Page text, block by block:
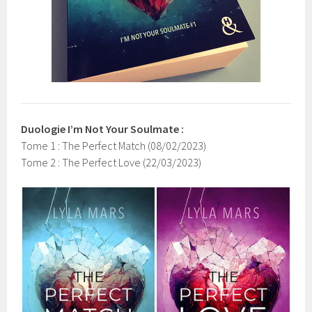
Duologie I’m Not Your Soulmate :
Tome 1 : The Perfect Match (08/02/2023)
Tome 2 : The Perfect Love (22/03/2023)